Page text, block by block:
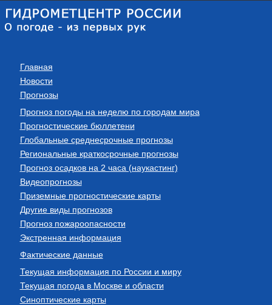
Главная
Новости
Прогнозы
Прогноз погоды на неделю по городам мира
Прогностические бюллетени
Глобальные среднесрочные прогнозы
Региональные краткосрочные прогнозы
Прогноз осадков на 2 часа (наукастинг)
Видеопрогнозы
Приземные прогностические карты
Другие виды прогнозов
Прогноз пожароопасности
Экстренная информация
Фактические данные
Текущая информация по России и миру
Текущая погода в Москве и области
Синоптические карты